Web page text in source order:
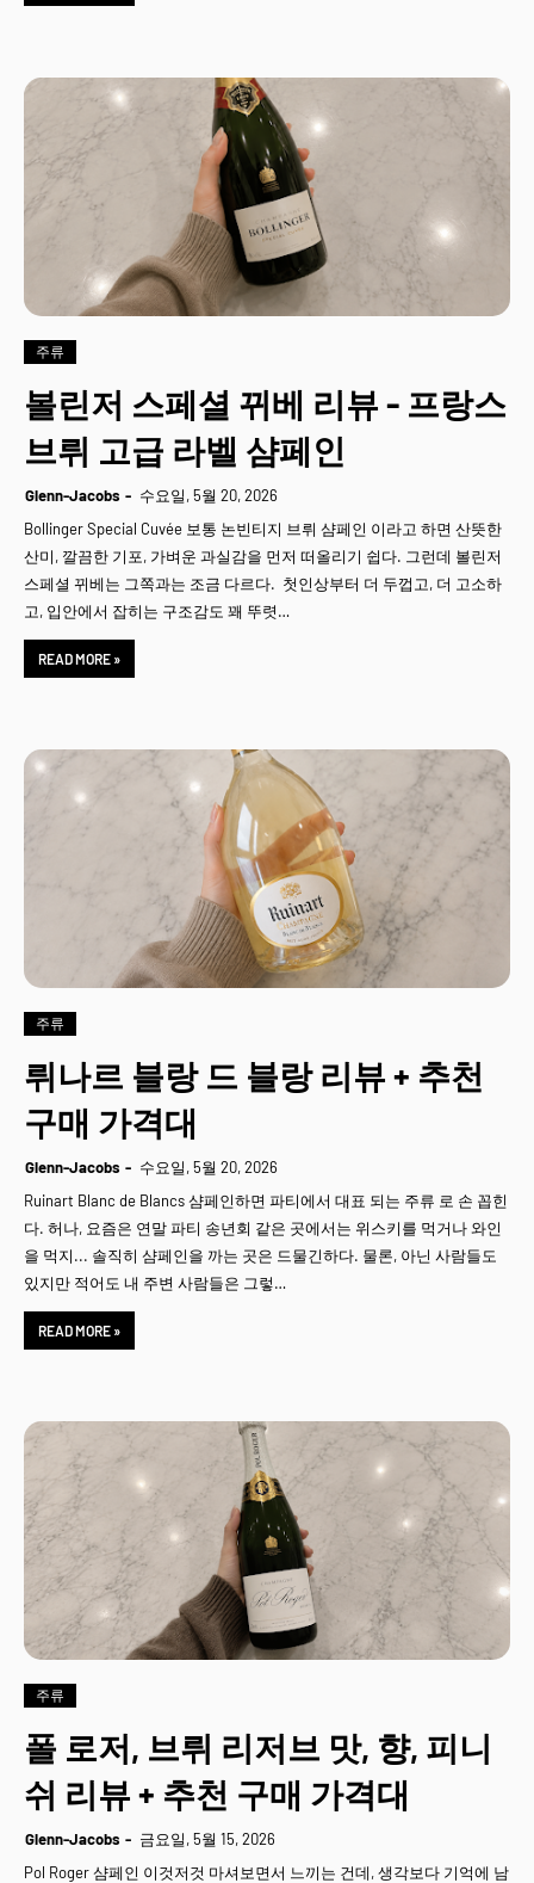
주류
볼린저 스페셜 뀌베 리뷰 - 프랑스
브뤼 고급 라벨 샴페인
Glenn-Jacobs
수요일, 5월 20, 2026
Bollinger Special Cuvée 보통 논빈티지 브뤼 샴페인 이라고 하면 산뜻한
산미, 깔끔한 기포, 가벼운 과실감을 먼저 떠올리기 쉽다. 그런데 볼린저
스페셜 뀌베는 그쪽과는 조금 다르다. 첫인상부터 더 두껍고, 더 고소하
고, 입안에서 잡히는 구조감도 꽤 뚜렷…
READ MORE »
주류
뤼나르 블랑 드 블랑 리뷰 + 추천
구매 가격대
Glenn-Jacobs
수요일, 5월 20, 2026
Ruinart Blanc de Blancs 샴페인하면 파티에서 대표 되는 주류 로 손 꼽힌
다. 허나, 요즘은 연말 파티 송년회 같은 곳에서는 위스키를 먹거나 와인
을 먹지... 솔직히 샴페인을 까는 곳은 드물긴하다. 물론, 아닌 사람들도
있지만 적어도 내 주변 사람들은 그렇…
READ MORE »
주류
폴 로저, 브뤼 리저브 맛, 향, 피니
쉬 리뷰 + 추천 구매 가격대
Glenn-Jacobs
금요일, 5월 15, 2026
Pol Roger 샴페인 이것저것 마셔보면서 느끼는 건데, 생각보다 기억에 남